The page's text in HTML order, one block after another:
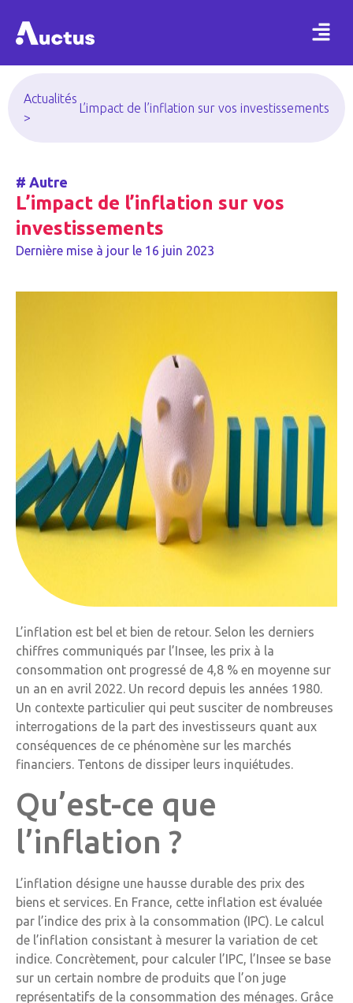
Actualités
>
L’impact de l’inflation sur vos investissements
# Autre
L’impact de l’inflation sur vos
investissements
Dernière mise à jour le 16 juin 2023
L’inflation est bel et bien de retour. Selon les derniers
chiffres communiqués par l’Insee, les prix à la
consommation ont progressé de 4,8 % en moyenne sur
un an en avril 2022. Un record depuis les années 1980.
Un contexte particulier qui peut susciter de nombreuses
interrogations de la part des investisseurs quant aux
conséquences de ce phénomène sur les marchés
financiers. Tentons de dissiper leurs inquiétudes.
Qu’est-ce que
l’inflation ?
L’inflation désigne une hausse durable des prix des
biens et services. En France, cette inflation est évaluée
par l’indice des prix à la consommation (IPC). Le calcul
de l’inflation consistant à mesurer la variation de cet
indice. Concrètement, pour calculer l’IPC, l’Insee se base
sur un certain nombre de produits que l’on juge
représentatifs de la consommation des ménages. Grâce